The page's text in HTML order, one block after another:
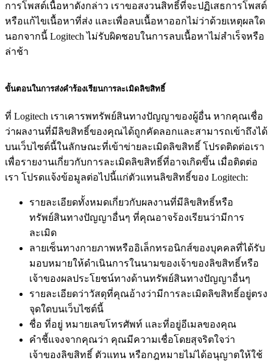
การโพสต์เนื้อหาดังกล่าว เราขอสงวนสิทธิ์ที่จะปฏิเสธการโพสต์
หรือแก้ไขเนื้อหาที่ส่ง และเพื่อลบเนื้อหาออกไม่ว่าด้วยเหตุผลใด
นอกจากนี้ Logitech ไม่รับผิดชอบในการลบเนื้อหาไม่สำเร็จหรือ
ล่าช้า
ขั้นตอนในการส่งคำร้องเรียนการละเมิดลิขสิทธิ์
ที่ Logitech เราเคารพทรัพย์สินทางปัญญาของผู้อื่น หากคุณเชื่อ
ว่าผลงานที่มีลิขสิทธิ์ของคุณได้ถูกคัดลอกและสามารถเข้าถึงได้
บนเว็บไซต์นี้ในลักษณะที่เข้าข่ายละเมิดลิขสิทธิ์ โปรดติดต่อเรา
เพื่อรายงานเกี่ยวกับการละเมิดลิขสิทธิ์ที่อาจเกิดขึ้น เมื่อติดต่อ
เรา โปรดแจ้งข้อมูลต่อไปนี้แก่ตัวแทนลิขสิทธิ์ของ Logitech:
รายละเอียดทั้งหมดเกี่ยวกับผลงานที่มีลิขสิทธิ์หรือ
ทรัพย์สินทางปัญญาอื่นๆ ที่คุณอาจร้องเรียนว่ามีการ
ละเมิด
ลายเซ็นทางกายภาพหรืออิเล็กทรอนิกส์ของบุคคลที่ได้รับ
มอบหมายให้ดำเนินการในนามของเจ้าของลิขสิทธิ์หรือ
เจ้าของผลประโยชน์ทางด้านทรัพย์สินทางปัญญาอื่นๆ
รายละเอียดว่าวัสดุที่คุณอ้างว่ามีการละเมิดลิขสิทธิ์อยู่ตรง
จุดใดบนเว็บไซต์นี้
ชื่อ ที่อยู่ หมายเลขโทรศัพท์ และที่อยู่อีเมลของคุณ
คำชี้แจงจากคุณว่า คุณมีความเชื่อโดยสุจริตใจว่า
เจ้าของลิขสิทธิ์ ตัวแทน หรือกฎหมายไม่ได้อนุญาตให้ใช้